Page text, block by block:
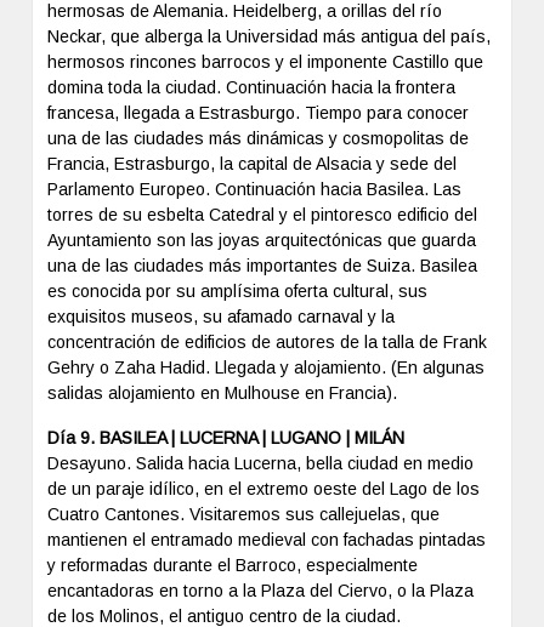
hermosas de Alemania. Heidelberg, a orillas del río
Neckar, que alberga la Universidad más antigua del país,
hermosos rincones barrocos y el imponente Castillo que
domina toda la ciudad. Continuación hacia la frontera
francesa, llegada a Estrasburgo. Tiempo para conocer
una de las ciudades más dinámicas y cosmopolitas de
Francia, Estrasburgo, la capital de Alsacia y sede del
Parlamento Europeo. Continuación hacia Basilea. Las
torres de su esbelta Catedral y el pintoresco edificio del
Ayuntamiento son las joyas arquitectónicas que guarda
una de las ciudades más importantes de Suiza. Basilea
es conocida por su amplísima oferta cultural, sus
exquisitos museos, su afamado carnaval y la
concentración de edificios de autores de la talla de Frank
Gehry o Zaha Hadid. Llegada y alojamiento. (En algunas
salidas alojamiento en Mulhouse en Francia).
Día 9. BASILEA | LUCERNA | LUGANO | MILÁN
Desayuno. Salida hacia Lucerna, bella ciudad en medio
de un paraje idílico, en el extremo oeste del Lago de los
Cuatro Cantones. Visitaremos sus callejuelas, que
mantienen el entramado medieval con fachadas pintadas
y reformadas durante el Barroco, especialmente
encantadoras en torno a la Plaza del Ciervo, o la Plaza
de los Molinos, el antiguo centro de la ciudad.